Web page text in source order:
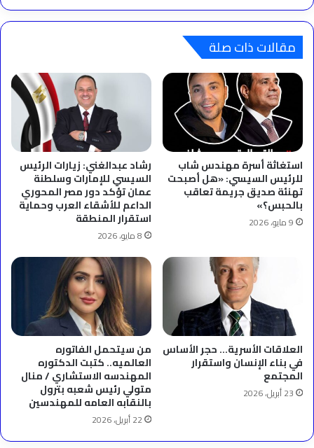
أربيل
مقالات ذات صلة
استغاثة أسرة مهندس شاب
للرئيس السيسي: «هل أصبحت
تهنئة صديق جريمة تعاقب
بالحبس؟»
9 مايو، 2026
رشاد عبدالغني: زيارات الرئيس
السيسي للإمارات وسلطنة
عمان تؤكد دور مصر المحوري
الداعم للأشقاء العرب وحماية
استقرار المنطقة
8 مايو، 2026
العلاقات الأسرية… حجر الأساس
في بناء الإنسان واستقرار
المجتمع
23 أبريل، 2026
من سيتحمل الفاتوره
العالميه.. كتبت الدكتوره
المهندسه الاستشاري / منال
متولي رئيس شعبه بترول
بالنقابه العامه للمهندسين
22 أبريل، 2026